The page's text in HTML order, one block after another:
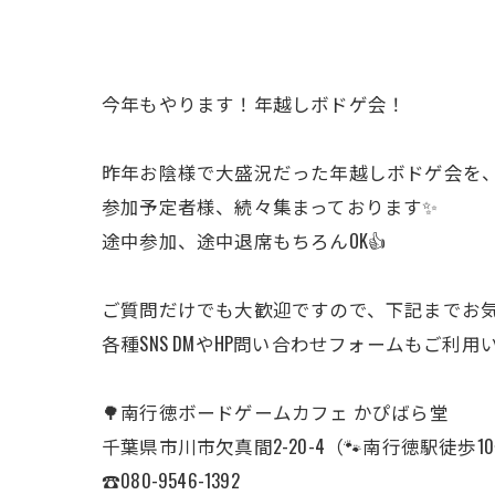
今年もやります！年越しボドゲ会！
昨年お陰様で大盛況だった年越しボドゲ会を
参加予定者様、続々集まっております✨
途中参加、途中退席もちろんOK👍
ご質問だけでも大歓迎ですので、下記まで
各種SNS DMやHP問い合わせフォームもご利用
🌳南行徳ボードゲームカフェ かぴばら堂
千葉県市川市欠真間2-20-4（🐾南行徳駅徒歩
☎︎080-9546-1392